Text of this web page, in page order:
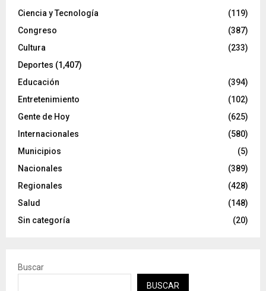
Ciencia y Tecnología
(119)
Congreso
(387)
Cultura
(233)
Deportes (1,407)
Educación
(394)
Entretenimiento
(102)
Gente de Hoy
(625)
Internacionales
(580)
Municipios
(5)
Nacionales
(389)
Regionales
(428)
Salud
(148)
Sin categoría
(20)
Buscar
BUSCAR